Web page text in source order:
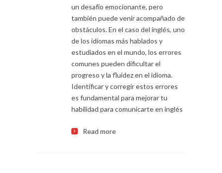
un desafío emocionante, pero
también puede venir acompañado de
obstáculos. En el caso del inglés, uno
de los idiomas más hablados y
estudiados en el mundo, los errores
comunes pueden dificultar el
progreso y la fluidez en el idioma.
Identificar y corregir estos errores
es fundamental para mejorar tu
habilidad para comunicarte en inglés
Read more